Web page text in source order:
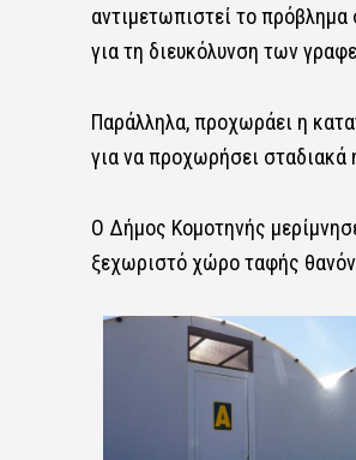
αντιμετωπιστεί το
για τη διευκόλυνση των
Παράλληλα, προχωράει η
για να προχωρήσει σταδιακά
Ο Δήμος Κομοτηνής
ξεχωριστό χώρο ταφής